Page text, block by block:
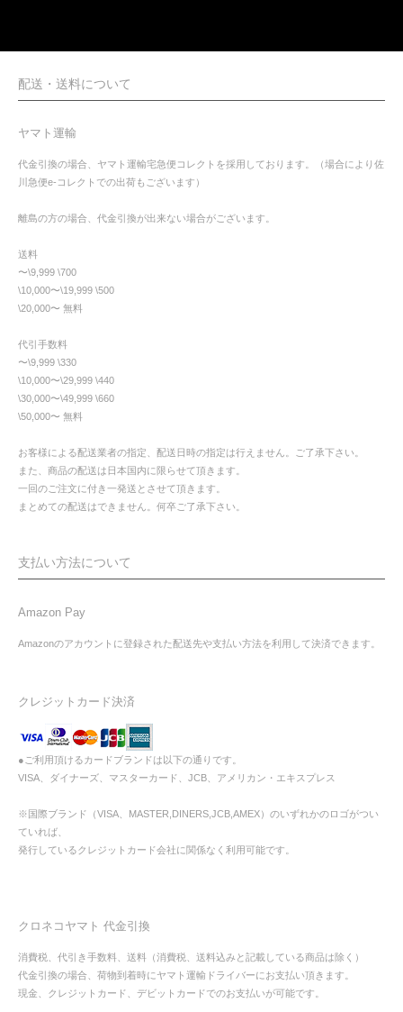
配送・送料について
ヤマト運輸
代金引換の場合、ヤマト運輸宅急便コレクトを採用しております。（場合により佐
川急便e-コレクトでの出荷もございます）
離島の方の場合、代金引換が出来ない場合がございます。
送料
〜\9,999 \700
\10,000〜\19,999 \500
\20,000〜 無料
代引手数料
〜\9,999 \330
\10,000〜\29,999 \440
\30,000〜\49,999 \660
\50,000〜 無料
お客様による配送業者の指定、配送日時の指定は行えません。ご了承下さい。
また、商品の配送は日本国内に限らせて頂きます。
一回のご注文に付き一発送とさせて頂きます。
まとめての配送はできません。何卒ご了承下さい。
支払い方法について
Amazon Pay
Amazonのアカウントに登録された配送先や支払い方法を利用して決済できます。
クレジットカード決済
●ご利用頂けるカードブランドは以下の通りです。
VISA、ダイナーズ、マスターカード、JCB、アメリカン・エキスプレス
※国際ブランド（VISA、MASTER,DINERS,JCB,AMEX）のいずれかのロゴがつい
ていれば、
発行しているクレジットカード会社に関係なく利用可能です。
クロネコヤマト 代金引換
消費税、代引き手数料、送料（消費税、送料込みと記載している商品は除く）
代金引換の場合、荷物到着時にヤマト運輸ドライバーにお支払い頂きます。
現金、クレジットカード、デビットカードでのお支払いが可能です。